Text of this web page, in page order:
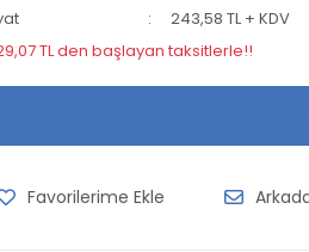
243,58 TL + KDV
TL den başlayan taksitlerle!!